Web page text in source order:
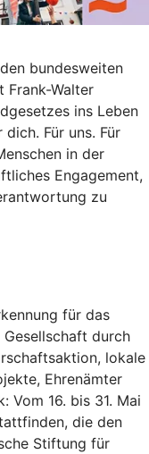
bundesweiten
Frank-Walter
ins Leben
Für uns. Für
in der
Engagement,
zu
für das
durch
lokale
Ehrenämter
Vom 16. bis 31. Mai
die den
Stiftung für